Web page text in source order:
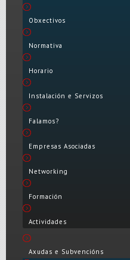
Obxectivos
Normativa
Horario
Instalación e Servizos
Falamos?
Empresas Asociadas
Networking
Formación
Actividades
Axudas e Subvencións